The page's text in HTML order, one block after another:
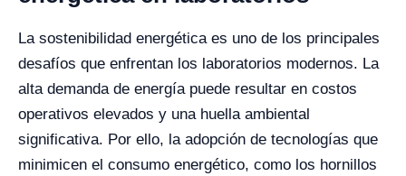
La sostenibilidad energética es uno de los principales
desafíos que enfrentan los laboratorios modernos. La
alta demanda de energía puede resultar en costos
operativos elevados y una huella ambiental
significativa. Por ello, la adopción de tecnologías que
minimicen el consumo energético, como los hornillos